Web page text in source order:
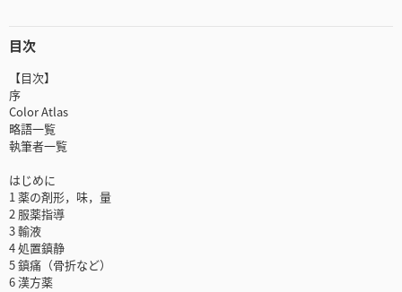
目次
【目次】
序
Color Atlas
略語一覧
執筆者一覧
はじめに
1 薬の剤形，味，量
2 服薬指導
3 輸液
4 処置鎮静
5 鎮痛（骨折など）
6 漢方薬